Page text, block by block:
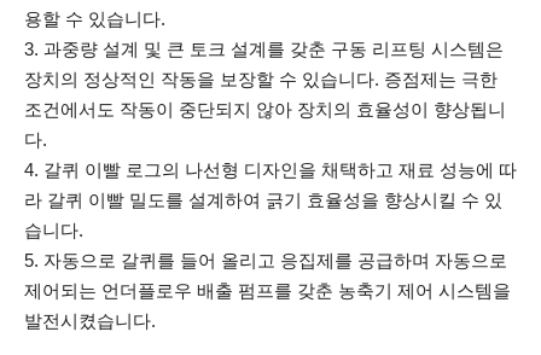
용할 수 있습니다.
3. 과중량 설계 및 큰 토크 설계를 갖춘 구동 리프팅 시스템은
장치의 정상적인 작동을 보장할 수 있습니다. 증점제는 극한
조건에서도 작동이 중단되지 않아 장치의 효율성이 향상됩니
다.
4. 갈퀴 이빨 로그의 나선형 디자인을 채택하고 재료 성능에 따
라 갈퀴 이빨 밀도를 설계하여 긁기 효율성을 향상시킬 수 있
습니다.
5. 자동으로 갈퀴를 들어 올리고 응집제를 공급하며 자동으로
제어되는 언더플로우 배출 펌프를 갖춘 농축기 제어 시스템을
발전시켰습니다.